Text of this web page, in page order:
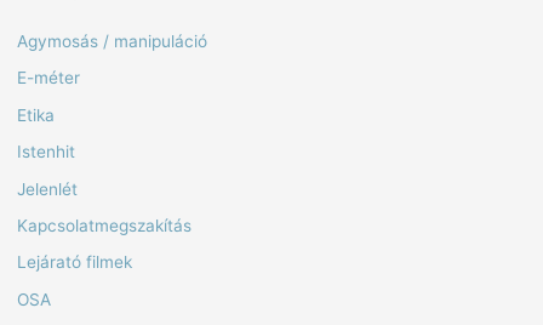
Agymosás / manipuláció
E-méter
Etika
Istenhit
Jelenlét
Kapcsolatmegszakítás
Lejárató filmek
OSA